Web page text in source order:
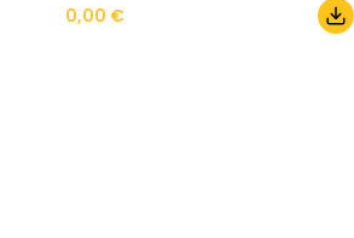
0,00 €